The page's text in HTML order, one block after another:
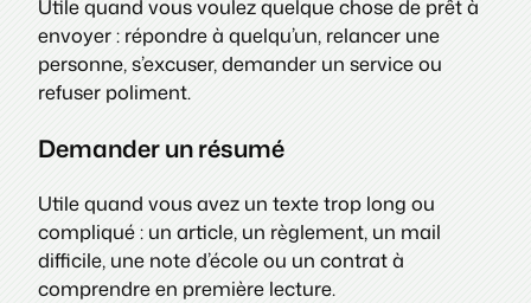
Utile quand vous voulez quelque chose de prêt à
envoyer : répondre à quelqu’un, relancer une
personne, s’excuser, demander un service ou
refuser poliment.
Demander un résumé
Utile quand vous avez un texte trop long ou
compliqué : un article, un règlement, un mail
difficile, une note d’école ou un contrat à
comprendre en première lecture.